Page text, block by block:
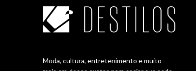
Moda, cultura, entretenimento e muito